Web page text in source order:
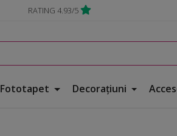
RATING 4.93/5
Fototapet Decorațiuni